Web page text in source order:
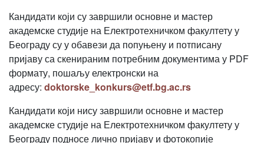
Кандидати који су завршили основне и мастер
академске студије на Електротехничком факултету у
Београду су у обавези да попуњену и потписану
пријаву са скенираним потребним документима у PDF
формату, пошаљу електронски на
адресу: doktorske_konkurs@etf.bg.ac.rs
Кандидати који нису завршили основне и мастер
академске студије на Електротехничком факултету у
Београду подносе лично пријаву и фотокопије